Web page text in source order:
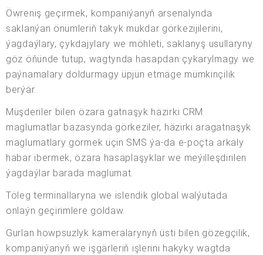
Öwreniş geçirmek, kompaniýanyň arsenalynda
saklanýan önümleriň takyk mukdar görkezijilerini,
ýagdaýlary, çykdajylary we möhleti, saklanyş usullaryny
göz öňünde tutup, wagtynda hasapdan çykarylmagy we
paýnamalary doldurmagy üpjün etmäge mümkinçilik
berýär.
Müşderiler bilen özara gatnaşyk häzirki CRM
maglumatlar bazasynda görkeziler, häzirki aragatnaşyk
maglumatlary görmek üçin SMS ýa-da e-poçta arkaly
habar ibermek, özara hasaplaşyklar we meýilleşdirilen
ýagdaýlar barada maglumat.
Töleg terminallaryna we islendik global walýutada
onlaýn geçirimlere goldaw.
Gurlan howpsuzlyk kameralarynyň üsti bilen gözegçilik,
kompaniýanyň we işgärleriň işlerini hakyky wagtda